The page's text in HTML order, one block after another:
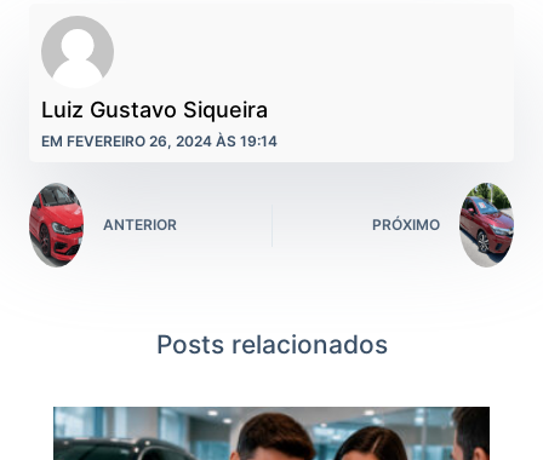
Luiz Gustavo Siqueira
EM FEVEREIRO 26, 2024 ÀS 19:14
ANTERIOR PRÓXIMO
Posts relacionados